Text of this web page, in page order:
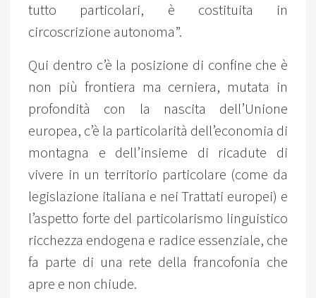
tutto particolari, è costituita in
circoscrizione autonoma”.
Qui dentro c’è la posizione di confine che è
non più frontiera ma cerniera, mutata in
profondità con la nascita dell’Unione
europea, c’è la particolarità dell’economia di
montagna e dell’insieme di ricadute di
vivere in un territorio particolare (come da
legislazione italiana e nei Trattati europei) e
l’aspetto forte del particolarismo linguistico
ricchezza endogena e radice essenziale, che
fa parte di una rete della francofonia che
apre e non chiude.